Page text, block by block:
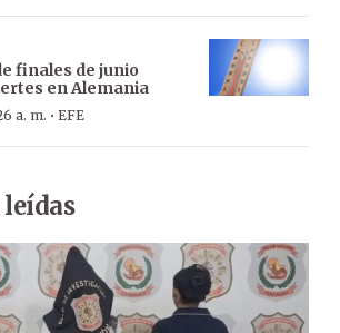
finales de junio
en Alemania
a. m. · EFE